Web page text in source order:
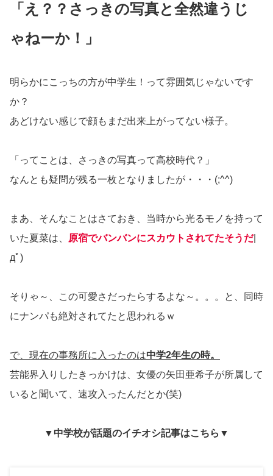
「え？？さっきの写真と全然違うじ
ゃねーか！」
明らかにこっちの方が中学生！って雰囲気じゃないです
か？
あどけない感じで顔もまだ出来上がってない様子。
「ってことは、さっきの写真って高校時代？」
なんとも疑問が残る一枚となりましたが・・・(;^^)
まあ、そんなことはさておき、当時から光るモノを持って
いた夏菜は、
原宿でバンバンにスカウトされてたそうだ|
дﾟ)
そりゃ～、この可愛さだったらするよな～。。。と、同時
にナンパも絶対されてたと思われるｗ
で、現在の事務所に入ったのは中学2年生の時。
芸能界入りしたきっかけは、女優の矢田亜希子が所属して
いると聞いて、速攻入ったんだとか(笑)
▼中学校が話題のイチオシ記事はこちら▼